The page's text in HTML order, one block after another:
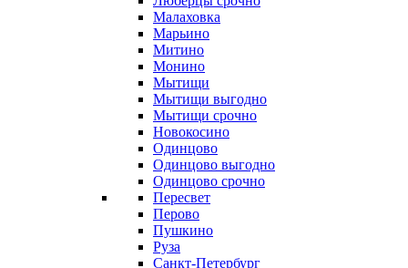
Малаховка
Марьино
Митино
Монино
Мытищи
Мытищи выгодно
Мытищи срочно
Новокосино
Одинцово
Одинцово выгодно
Одинцово срочно
Пересвет
Перово
Пушкино
Руза
Санкт-Петербург